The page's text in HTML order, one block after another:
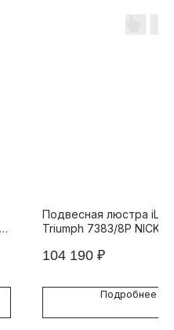
Подвесная люстра
Triumph 7383/8P NICKEL
104 190 ₽
Подробнее